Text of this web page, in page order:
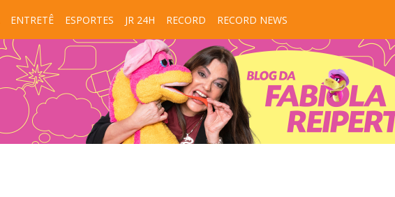
ENTRETÊ ESPORTES JR 24H RECORD RECORD NEWS